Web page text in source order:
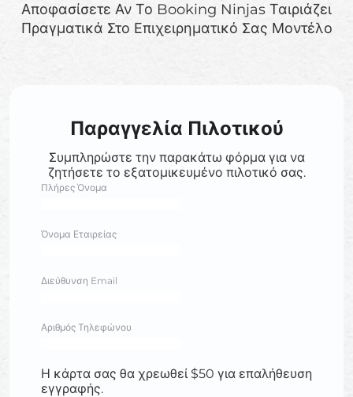
Αποφασίσετε Αν Το Booking Ninjas Ταιριάζει
Πραγματικά Στο Επιχειρηματικό Σας Μοντέλο
Παραγγελία Πιλοτικού
Συμπληρώστε την παρακάτω φόρμα για να
ζητήσετε το εξατομικευμένο πιλοτικό σας.
Πλήρες Όνομα
Όνομα Εταιρείας
Διεύθυνση Email
Αριθμός Τηλεφώνου
Η κάρτα σας θα χρεωθεί $50 για επαλήθευση
εγγραφής.